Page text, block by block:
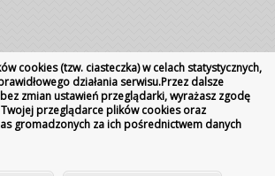
| Rok założenia 2008
zastrzeżone|Kontakt Promocja
cookies (tzw. ciasteczka) w celach statystycznych,
działania serwisu.Przez dalsze
zmian ustawień przeglądarki, wyrażasz zgodę
przeglądarce plików cookies oraz
gromadzonych za ich pośrednictwem danych